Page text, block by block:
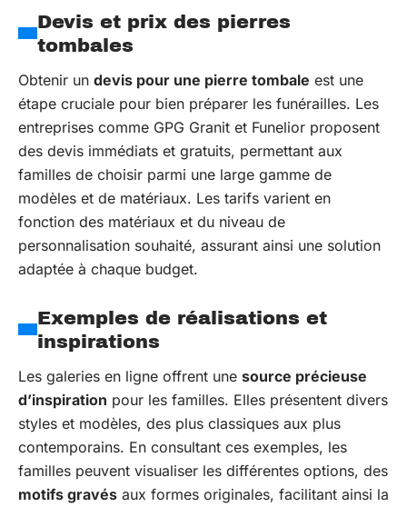
Devis et prix des pierres
tombales
Obtenir un devis pour une pierre tombale est une
étape cruciale pour bien préparer les funérailles. Les
entreprises comme GPG Granit et Funelior proposent
des devis immédiats et gratuits, permettant aux
familles de choisir parmi une large gamme de
modèles et de matériaux. Les tarifs varient en
fonction des matériaux et du niveau de
personnalisation souhaité, assurant ainsi une solution
adaptée à chaque budget.
Exemples de réalisations et
inspirations
Les galeries en ligne offrent une source précieuse
d’inspiration pour les familles. Elles présentent divers
styles et modèles, des plus classiques aux plus
contemporains. En consultant ces exemples, les
familles peuvent visualiser les différentes options, des
motifs gravés aux formes originales, facilitant ainsi la